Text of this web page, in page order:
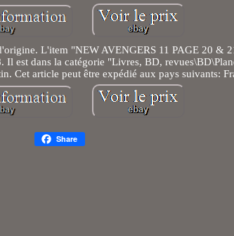
L'item "NEW AVENGERS 11 PAGE 20
est dans la catégorie "Livres, BD,
Cet article peut être expédié aux pays suivants:
Share